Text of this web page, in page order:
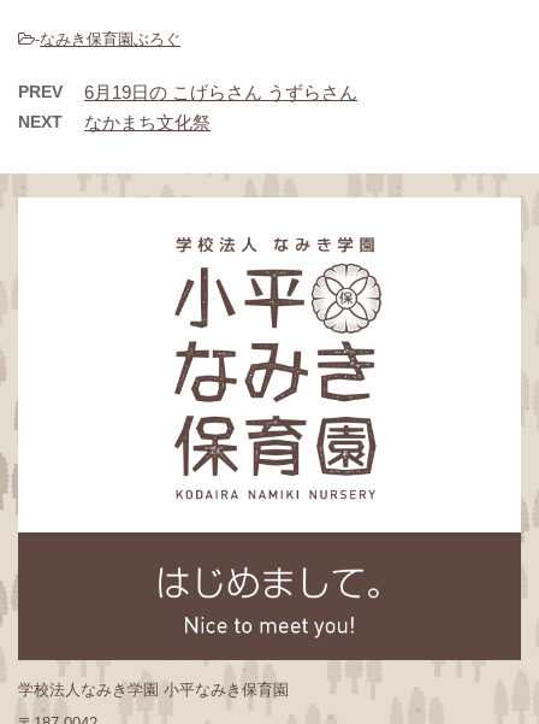
-なみき保育園ぶろぐ
PREV 6月19日の こげらさん うずらさん
NEXT なかまち文化祭
学校法人なみき学園 小平なみき保育園